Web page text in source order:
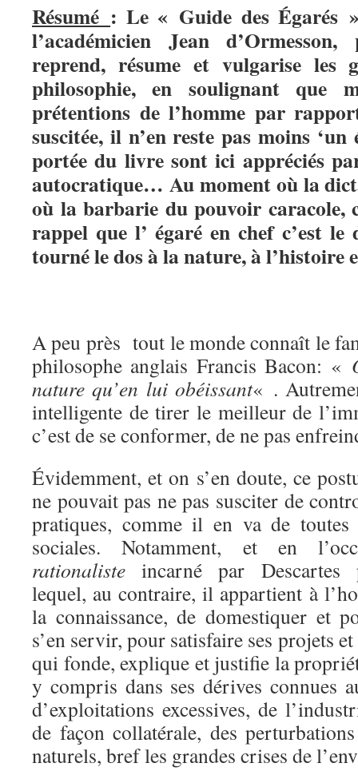
Résumé : Le « Guide des Égarés
l’académicien Jean
reprend, résume et vulgarise les
philosophie, en soulignant que
prétentions de l’homme par
suscitée, il n’en reste pas moins
portée du livre sont ici appréciés
autocratique… Au moment où la
où la barbarie du pouvoir caracole,
rappel que l’ égaré en chef c’est
tourné le dos à la nature, à l’histoire
A peu près tout le monde connaît le
philosophe anglais Francis Bacon: «
nature qu’en lui obéissant« .
intelligente de tirer le meilleur de
c’est de se conformer, de ne pas
Évidemment, et on s’en doute, ce
ne pouvait pas ne pas susciter de
pratiques, comme il en va de toutes
sociales. Notamment, et en
rationaliste incarné par Descartes
lequel, au contraire, il appartient à
la connaissance, de domestiquer et
s’en servir, pour satisfaire ses projets
qui fonde, explique et justifie la
y compris dans ses dérives connues
d’exploitations excessives, de
de façon collatérale, des
naturels, bref les grandes crises de